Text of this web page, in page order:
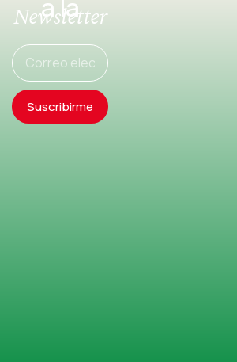
a la
Newsletter
Suscribirme